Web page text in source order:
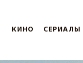
КИНО СЕРИАЛЫ